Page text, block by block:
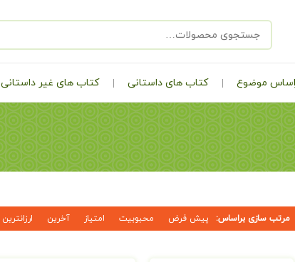
موضوع کتاب های داستانی کتاب های غیر داستانی
مرتب سازی براساس: پیش فرض محبوبیت امتیاز آخرین ارزانترین